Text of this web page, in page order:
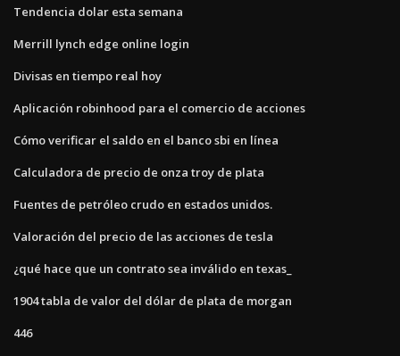
Tendencia dolar esta semana
Merrill lynch edge online login
Divisas en tiempo real hoy
Aplicación robinhood para el comercio de acciones
Cómo verificar el saldo en el banco sbi en línea
Calculadora de precio de onza troy de plata
Fuentes de petróleo crudo en estados unidos.
Valoración del precio de las acciones de tesla
¿qué hace que un contrato sea inválido en texas_
1904 tabla de valor del dólar de plata de morgan
446